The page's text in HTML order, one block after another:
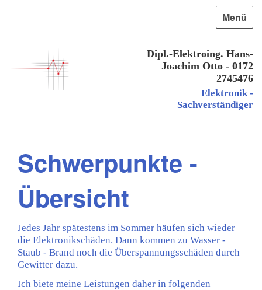
Dipl.-Elektroing. Hans-
Joachim Otto - 0172
2745476
Elektronik -
Sachverständiger
Menü
Schwerpunkte -
Übersicht
Jedes Jahr spätestens im Sommer häufen sich wieder
die Elektronikschäden. Dann kommen zu Wasser -
Staub - Brand noch die Überspannungsschäden durch
Gewitter dazu.
Ich biete meine Leistungen daher in folgenden